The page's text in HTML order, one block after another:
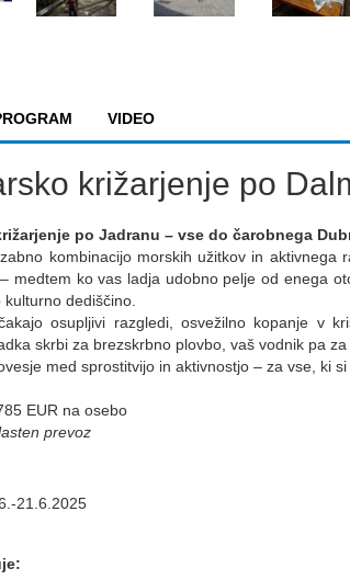
VIDEO
križarjenje po
po Jadranu – vse do čarobnega
kombinacijo morskih užitkov in
medtem ko vas ladja udobno pelje od enega
dediščino.
osupljivi razgledi, osvežilno kopanje v
skrbi za brezskrbno plovbo, vaš vodnik pa
med sprostitvijo in aktivnostjo – za vse, ki
EUR na osebo
prevoz
21.6.2025